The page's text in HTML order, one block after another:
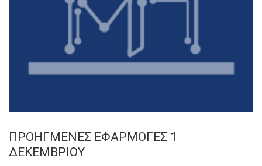
ΠΡΟΗΓΜΕΝΕΣ ΕΦΑΡΜΟΓΕΣ 1
ΔΕΚΕΜΒΡΙΟΥ